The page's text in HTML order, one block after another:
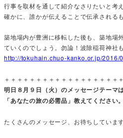
行事を取材を通して紹介なさりたいと考
確かに、誰かが伝えることで伝承される
築地場内が豊洲に移転した後も、築地場
ていくのでしょう。勿論！波除稲荷神社
http://tokuhain.chuo-kanko.or.jp/2016/
＋＋＋＋＋＋＋＋＋＋＋＋＋＋＋＋＋＋
明日８月９日（火）のメッセージテーマは
「あなたの旅の必需品」教えてください。
たくさんのメッセージ、お待ちしていま